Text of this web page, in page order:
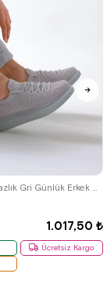
1.017,50 ₺
Ücretsiz Kargo